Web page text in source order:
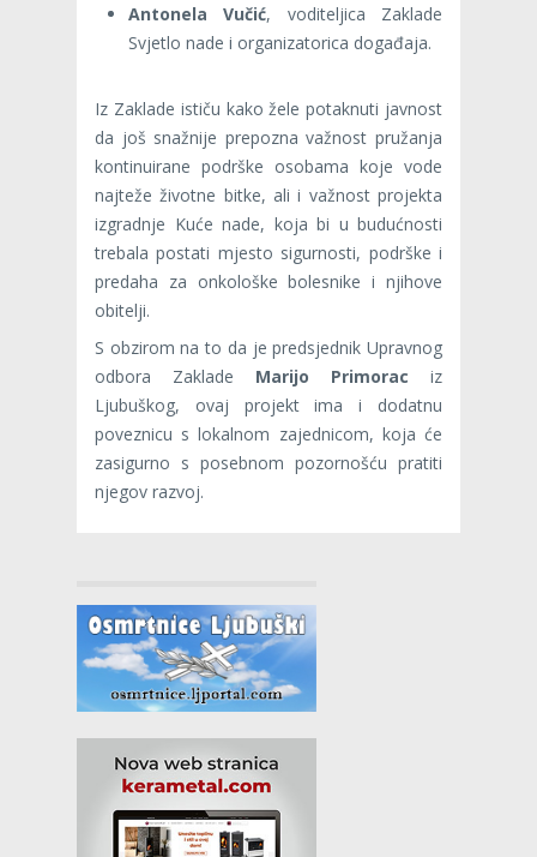
Antonela Vučić, voditeljica Zaklade
Svjetlo nade i organizatorica događaja.
Iz Zaklade ističu kako žele potaknuti javnost
da još snažnije prepozna važnost pružanja
kontinuirane podrške osobama koje vode
najteže životne bitke, ali i važnost projekta
izgradnje Kuće nade, koja bi u budućnosti
trebala postati mjesto sigurnosti, podrške i
predaha za onkološke bolesnike i njihove
obitelji.
S obzirom na to da je predsjednik Upravnog
odbora Zaklade Marijo Primorac iz
Ljubuškog, ovaj projekt ima i dodatnu
poveznicu s lokalnom zajednicom, koja će
zasigurno s posebnom pozornošću pratiti
njegov razvoj.